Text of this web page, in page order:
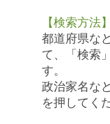
【検索方法】
都道府県な
て、「検索
す。
政治家名な
を押してく